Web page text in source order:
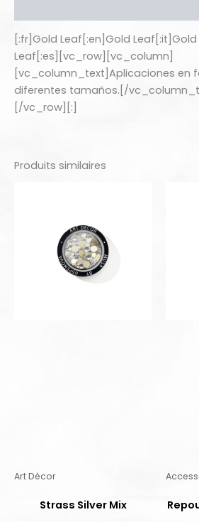
[:fr]Gold Leaf[:en]Gold
Leaf[:es][vc_row][vc_column]
[vc_column_text]Aplicaciones en
diferentes tamaños.[/
[/vc_row][:]
Produits similaires
Art Décor
Strass Silver Mix